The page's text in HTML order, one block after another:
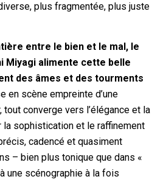
plus fragmentée, plus juste
entre le bien et le mal, le
Miyagi alimente cette belle
des âmes et des tourments
en scène empreinte d’une
tout converge vers l’élégance et la
sophistication et le raffinement
cadencé et quasiment
– bien plus tonique que dans «
une scénographie à la fois